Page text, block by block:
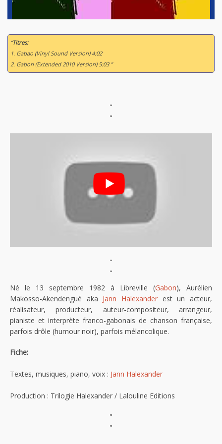
“Titres:
1. Gabao (Vinyl Sound Version) 4:02
2. Gabon (Extended 2010 Version) 5:03 ”
"
"
"
"
Né le 13 septembre 1982 à Libreville (Gabon), Aurélien
Makosso-Akendengué aka Jann Halexander est un acteur,
réalisateur, producteur, auteur-compositeur, arrangeur,
pianiste et interprète franco-gabonais de chanson française,
parfois drôle (humour noir), parfois mélancolique.
Fiche:
Textes, musiques, piano, voix : Jann Halexander
Production : Trilogie Halexander / Lalouline Editions
"
"